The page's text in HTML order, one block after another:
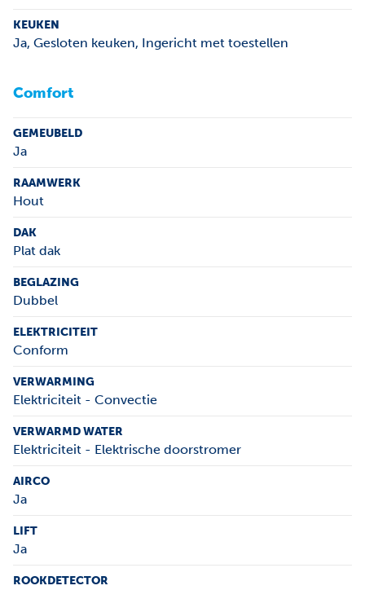
KEUKEN
Ja, Gesloten keuken, Ingericht met toestellen
Comfort
GEMEUBELD
Ja
RAAMWERK
Hout
DAK
Plat dak
BEGLAZING
Dubbel
ELEKTRICITEIT
Conform
VERWARMING
Elektriciteit - Convectie
VERWARMD WATER
Elektriciteit - Elektrische doorstromer
AIRCO
Ja
LIFT
Ja
ROOKDETECTOR